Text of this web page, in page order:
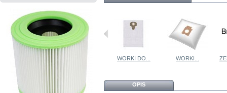
WOREK BOSCH... WORKI DO... WORKI...
OPIS